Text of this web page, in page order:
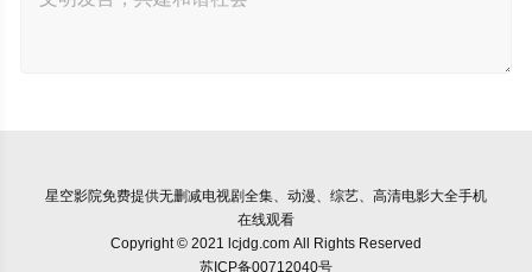
星空影院免费提供无删减电视剧全集、动漫、综艺、高清电影大全手机
在线观看
Copyright © 2021 lcjdg.com All Rights Reserved
苏ICP备00712040号